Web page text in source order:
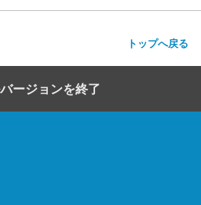
トップへ戻る
ージョンを終了